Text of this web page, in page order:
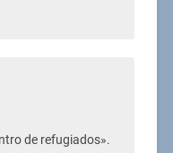
de refugiados».